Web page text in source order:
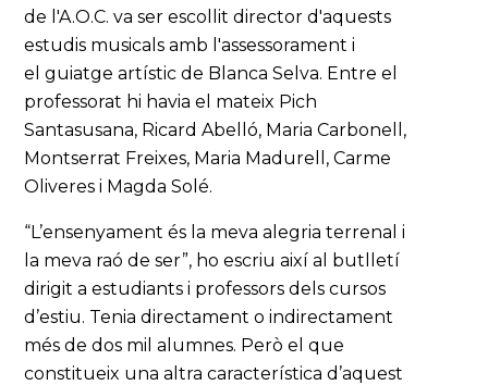
de l'A.O.C. va ser escollit director d'aquests
estudis musicals amb l'assessorament i
el guiatge artístic de Blanca Selva. Entre el
professorat hi havia el mateix Pich
Santasusana, Ricard Abelló, Maria Carbonell,
Montserrat Freixes, Maria Madurell, Carme
Oliveres i Magda Solé.
“L’ensenyament és la meva alegria terrenal i
la meva raó de ser”, ho escriu així al butlletí
dirigit a estudiants i professors dels cursos
d’estiu. Tenia directament o indirectament
més de dos mil alumnes. Però el que
constitueix una altra característica d’aquest